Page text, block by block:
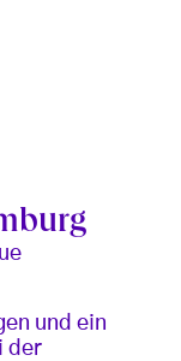
und ein
der